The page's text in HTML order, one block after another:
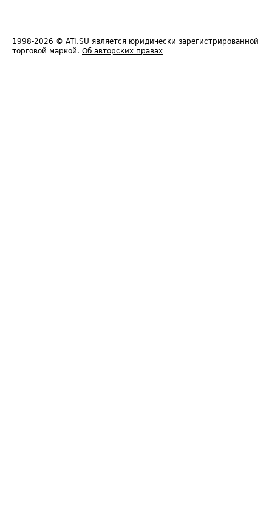
1998-2026 © ATI.SU является юридически зарегистрированной
торговой маркой. Об авторских правах